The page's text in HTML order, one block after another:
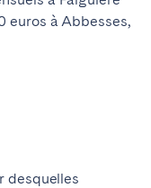
euros à Abbesses,
desquelles